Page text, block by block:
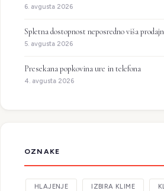
6. avgusta 2026
Spletna dostopnost neposredno viša
5. avgusta 2026
Presekana popkovina ure in telefona
4. avgusta 2026
OZNAKE
HLAJENJE IZBIRA KLIME